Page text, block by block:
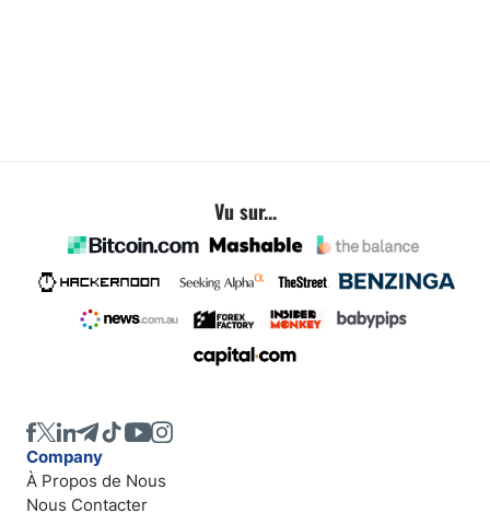
Vu sur...
Company
À Propos de Nous
Nous Contacter